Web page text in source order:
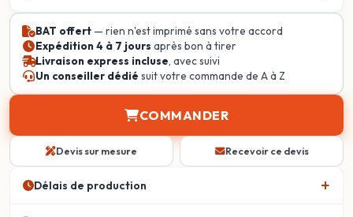
BAT offert — rien n'est imprimé sans votre accord
Expédition 4 à 7 jours après bon à tirer
Livraison express incluse, avec suivi
Un conseiller dédié suit votre commande de A à Z
COMMANDER
Devis sur mesure Recevoir ce devis
Délais de production